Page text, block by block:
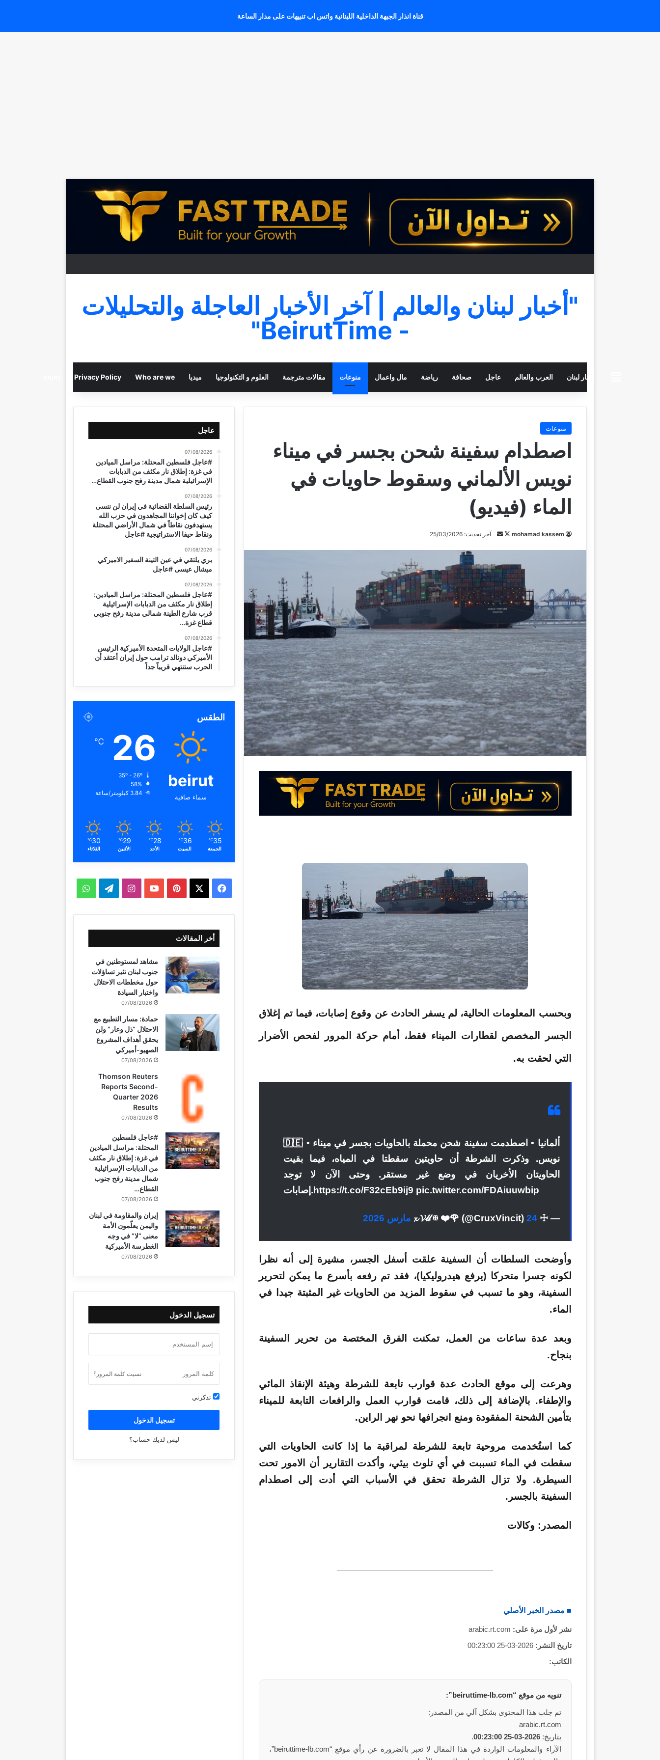
قناة انذار الجبهة الداخلية اللبنانية واتس اب تنبيهات على مدار الساعة
"أخبار لبنان والعالم | آخر الأخبار العاجلة والتحليلات
- BeirutTime"
beiruttime
اخبار لبنان العرب والعالم عاجل صحافة رياضة مال واعمال منوعات مقالات مترجمة العلوم و التكنولوجيا ميديا Who are we
Privacy Policy
منوعات
اصطدام سفينة شحن بجسر في ميناء
نويس الألماني وسقوط حاويات في
الماء (فيديو)
mohamad kassem
ت
ع
ع
ى
ل
ب
ا
إ
ل
ك
ت
ر
و
ن
ي
ا
آخر تحديث: 25/03/2026
وبحسب المعلومات الحالية، لم يسفر الحادث عن وقوع إصابات، فيما تم إغلاق
الجسر المخصص لقطارات الميناء فقط، أمام حركة المرور لفحص الأضرار
التي لحقت به.
🇩🇪 • ألمانيا • اصطدمتسفينة شحن محملة بالحاوياتبجسر فيميناء
نويس. وذكرت الشرطة أن حاويتين سقطتا في المياه، فيما بقيت
الحاويتان الأخريان في وضع غير مستقر. وحتى الآن لا توجد
إصابات.https://t.co/F32cEb9ij9 pic.twitter.com/FDAiuuwbip
— ☩ 𝔁 𝓥𝓁𝓁 ✠ ❤️🌹 (@CruxVincit)24 مارس 2026
وأوضحت السلطات أن السفينة علقت أسفل الجسر، مشيرة إلى أنه نظرا
لكونه جسرا متحركا (يرفع هيدروليكيا)، فقد تم رفعه بأسرع ما يمكن لتحرير
السفينة، وهو ما تسبب في سقوط المزيد من الحاويات غير المثبتة جيدا في
الماء.
وبعد عدة ساعات من العمل، تمكنت الفرق المختصة من تحرير السفينة
بنجاح.
وهرعت إلى موقع الحادث عدة قوارب تابعة للشرطة وهيئة الإنقاذ المائي
والإطفاء. بالإضافة إلى ذلك، قامت قوارب العمل والرافعات التابعة للميناء
بتأمين الشحنة المفقودة ومنع انجرافها نحو نهر الراين.
كما استُخدمت مروحية تابعة للشرطة لمراقبة ما إذا كانت الحاويات التي
سقطت في الماء تسببت في أي تلوث بيئي، وأكدت التقارير أن الامور تحت
السيطرة. ولا تزال الشرطة تحقق في الأسباب التي أدت إلى اصطدام
السفينة بالجسر.
المصدر: وكالات
■ مصدر الخبر الأصلي
نشر لأول مرة على: arabic.rt.com
تاريخ النشر: 2026-03-25 00:23:00
الكاتب:
تنويه من موقع “beiruttime-lb.com”:
تم جلب هذا المحتوى بشكل آلي من المصدر:
arabic.rt.com
بتاريخ:2026-03-25 00:23:00
.
الآراء والمعلومات الواردة في هذا المقال لا تعبر بالضرورة عن رأي موقع “beiruttime-lb.com”،
عاجل
07/08/2026
#عاجل فلسطين المحتلة: مراسل الميادين
في غزة: إطلاق نار مكثف من الدبابات
الإسرائيلية شمال مدينة رفح جنوب القطاع…
07/08/2026
رئيس السلطة القضائية في إيران لن ننسى
كيف كان إخواننا المجاهدون في حزب الله
يستهدفون نقاطاً في شمال الأراضي المحتلة
ونقاط حيفا الاستراتيجية #عاجل
07/08/2026
بري يلتقي في عين التينة السفير الاميركي
ميشال عيسى #عاجل
07/08/2026
#عاجل فلسطين المحتلة: مراسل الميادين:
إطلاق نار مكثف من الدبابات الإسرائيلية
قرب شارع الطينة شمالي مدينة رفح جنوبي
قطاع غزة…
07/08/2026
#عاجل الولايات المتحدة الأميركية الرئيس
الأميركي دونالد ترامب حول إيران أعتقد أن
الحرب ستنتهي قريباً جداً
الطقس
beirut
سماء صافية
26
℃
58%
3.84 كيلومتر/ساعة
35
℃
الجمعة
36
℃
السبت
28
℃
الأحد
29
℃
الأثنين
30
℃
الثلاثاء
س
ب
و
ك
ب
ن
ت
ي
ر
س
ت
o
u
T
u
b
e
ا
س
ت
ق
ر
ا
م
ل
ق
ر
ا
و
أخر المقالات
مشاهد لمستوطنين في
جنوب لبنان تثير تساؤلات
حول مخططات الاحتلال
واختبار السيادة
07/08/2026
حمادة: مسار التطبيع مع
الاحتلال “ذل وعار” ولن
يحقق أهداف المشروع
الصهيو-أميركي
07/08/2026
Thomson Reuters
Reports Second-
Quarter 2026
Results
07/08/2026
#عاجل فلسطين
المحتلة: مراسل الميادين
في غزة: إطلاق نار مكثف
من الدبابات الإسرائيلية
شمال مدينة رفح جنوب
القطاع…
07/08/2026
إيران والمقاومة في لبنان
واليمن يعلّمون الأمة
معنى “لا” في وجه
الغطرسة الأميركية
07/08/2026
تسجيل الدخول
نسيت كلمة المرور؟
تذكرني
تسجيل الدخول
ليس لديك حساب؟